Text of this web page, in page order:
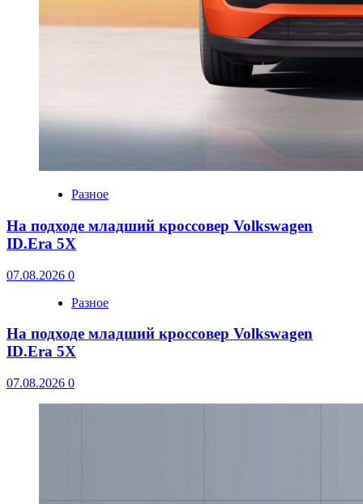
Разное
На подходе младший кроссовер Volkswagen
ID.Era 5X
07.08.2026 0
Разное
На подходе младший кроссовер Volkswagen
ID.Era 5X
07.08.2026 0